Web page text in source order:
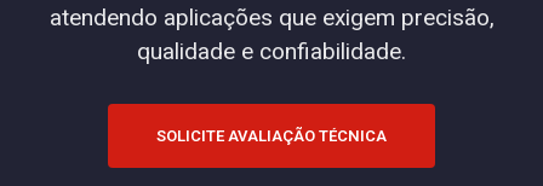
atendendo aplicações que exigem precisão,
qualidade e confiabilidade.
SOLICITE AVALIAÇÃO TÉCNICA